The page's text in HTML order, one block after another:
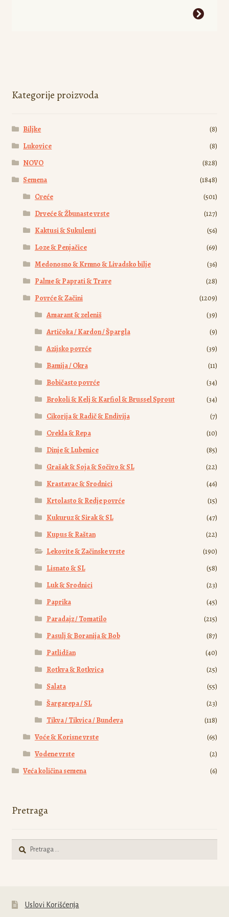
mogu
biti
na
stranici
Kategorije proizvoda
Biljke
(8)
Lukovice
(8)
NOVO
(828)
Semena
(1848)
Cveće
(501)
Drveće & Žbunaste vrste
(127)
Kaktusi & Sukulenti
(56)
Loze & Penjačice
(69)
Medonosno & Krmno & Livadsko bilje
(36)
Palme & Paprati & Trave
(28)
Povrće & Začini
(1209)
Amarant & zeleniš
(39)
Artičoka / Kardon / Špargla
(9)
Azijsko povrće
(39)
Bamija / Okra
(11)
Bobičasto povrće
(34)
Brokoli & Kelj & Karfiol & Brussel Sprout
(34)
Cikorija & Radič & Endivija
(7)
Cvekla & Repa
(10)
Dinje & Lubenice
(85)
Grašak & Soja & Sočivo & SL
(22)
Krastavac & Srodnici
(46)
Krtolasto & Redje povrće
(15)
Kukuruz & Sirak & SL
(47)
Kupus & Raštan
(22)
Lekovite & Začinske vrste
(190)
Lisnato & SL
(58)
Luk & Srodnici
(23)
Paprika
(45)
Paradajz / Tomatilo
(215)
Pasulj & Boranija & Bob
(87)
Patlidžan
(40)
Rotkva & Rotkvica
(25)
Salata
(55)
Šargarepa / SL
(23)
Tikva / Tikvica / Bundeva
(118)
Voće & Korisne vrste
(65)
Vodene vrste
(2)
Veća količina semena
(6)
Pretraga
Pretraga
Uslovi Korišćenja